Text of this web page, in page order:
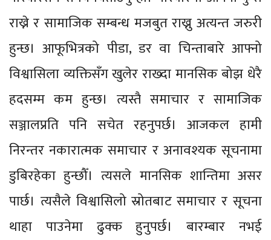
राख्ने र सामाजिक सम्बन्ध मजबुत राख्नु अत्यन्त जरुरी
हुन्छ। आफूभित्रको पीडा, डर वा चिन्ताबारे आफ्नो
विश्वासिला व्यक्तिसँग खुलेर राख्दा मानसिक बोझ धेरै
हदसम्म कम हुन्छ। त्यस्तै समाचार र सामाजिक
सञ्जालप्रति पनि सचेत रहनुपर्छ। आजकल हामी
निरन्तर नकारात्मक समाचार र अनावश्यक सूचनामा
डुबिरहेका हुन्छौँ। त्यसले मानसिक शान्तिमा असर
पार्छ। त्यसैले विश्वासिलो स्रोतबाट समाचार र सूचना
थाहा पाउनेमा ढुक्क हुनुपर्छ। बारम्बार नभई